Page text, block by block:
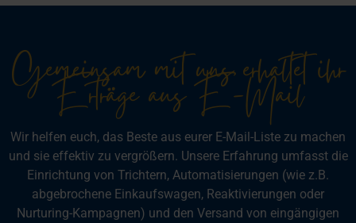
Gemeinsam mit uns erhaltet ihr
Erträge aus E-Mail
Wir helfen euch, das Beste aus eurer E-Mail-Liste zu machen
und sie effektiv zu vergrößern. Unsere Erfahrung umfasst die
Einrichtung von Trichtern, Automatisierungen (wie z.B.
abgebrochene Einkaufswagen, Reaktivierungen oder
Nurturing-Kampagnen) und den Versand von eingängigen